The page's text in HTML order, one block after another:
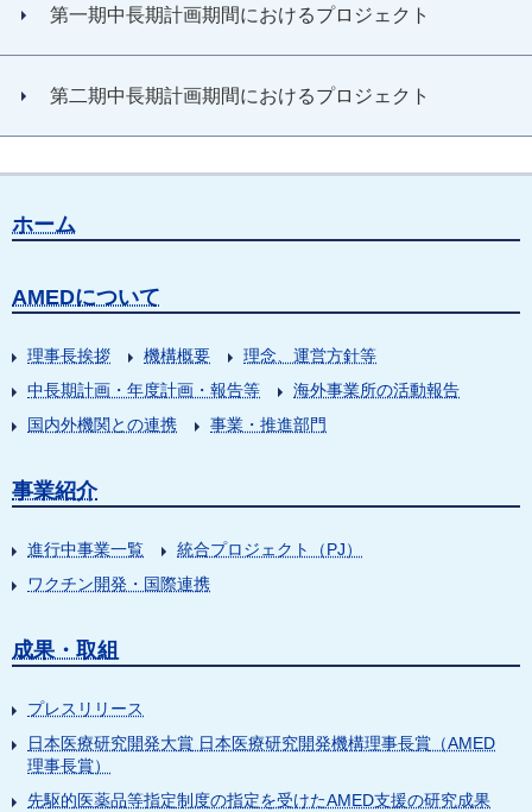
第一期中長期計画期間におけるプロジェクト
第二期中長期計画期間におけるプロジェクト
ホーム
AMEDについて
理事長挨拶 機構概要
理念、運営方針等
中長期計画・年度計画・報告等
海外事業所の活動報告
国内外機関との連携
事業・推進部門
事業紹介
進行中事業一覧
統合プロジェクト（PJ）
ワクチン開発・国際連携
成果・取組
プレスリリース
日本医療研究開発大賞 日本医療研究開発機構理事長賞（AMED
理事長賞）
先駆的医薬品等指定制度の指定を受けたAMED支援の研究成果